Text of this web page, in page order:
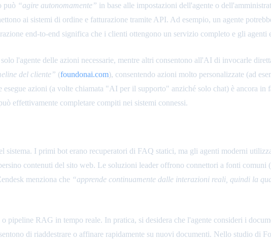
può “agire autonomamente” in base alle impostazioni dell'agente o
ai sistemi di ordine e fatturazione tramite API. Ad esempio, un agente
end-to-end significa che i clienti ottengono un servizio completo e gli
l'agente delle azioni necessarie, mentre altri consentono all'AI di invocarle
del cliente” (foundonai.com), consentendo azioni molto personalizzate (ad
azioni (a volte chiamata "AI per il supporto" anziché solo chat) è ancora in
effettivamente completare compiti nei sistemi connessi.
sistema. I primi bot erano recuperatori di FAQ statici, ma gli agenti moderni
contenuti del sito web. Le soluzioni leader offrono connettori a fonti
menziona che “apprende continuamente dalle interazioni reali, quindi la
pipeline RAG in tempo reale. In pratica, si desidera che l'agente consideri i
di riaddestrare o affinare rapidamente su nuovi documenti. Nello studio di